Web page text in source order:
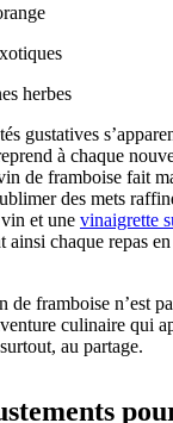
herbes
gustatives
à chaque
de framboise fait
des mets
et une vinaigrette
ainsi chaque repas
framboise n’est
culinaire qui
au partage.